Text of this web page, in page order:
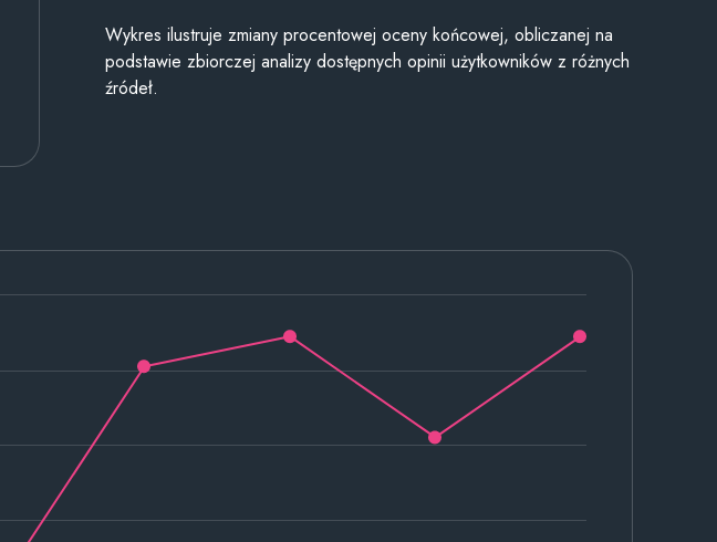
Wykres ilustruje zmiany procentowej oceny końcowej, obliczanej na
podstawie zbiorczej analizy dostępnych opinii użytkowników z różnych
źródeł.